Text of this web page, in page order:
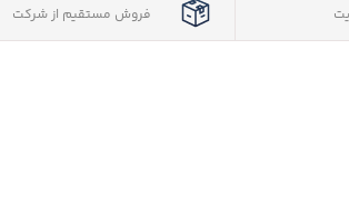
فروش مستقیم از شرکت